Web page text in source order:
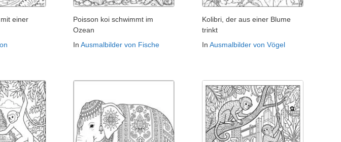
einer
Poisson koi schwimmt im
Ozean
InAusmalbilder von Fische
Kolibri, der aus einer Blume
trinkt
InAusmalbilder von Vögel